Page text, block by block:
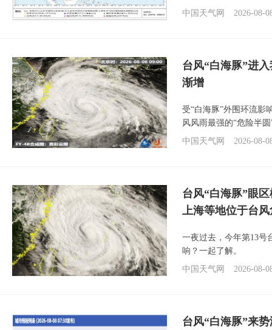
中国天气网
2026-08-
台风“白海豚”进
渐增
受“白海豚”外围环流影
风风雨最强的“危险半
中国天气网
2026-08-
台风“白海豚”眼
上海等地位于台
一夜过去，今年第13号
响？一起了解。
中国天气网
2026-08-
台风“白海豚”来